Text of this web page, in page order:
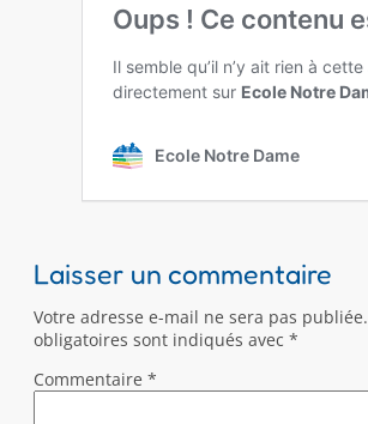
Laisser un commentaire
Votre adresse e-mail ne sera pas publiée.
obligatoires sont indiqués avec *
Commentaire *